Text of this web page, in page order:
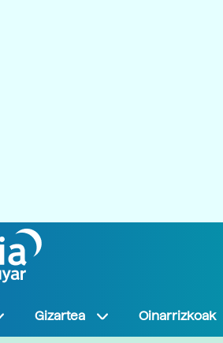
Gizartea Oinarrizkoak